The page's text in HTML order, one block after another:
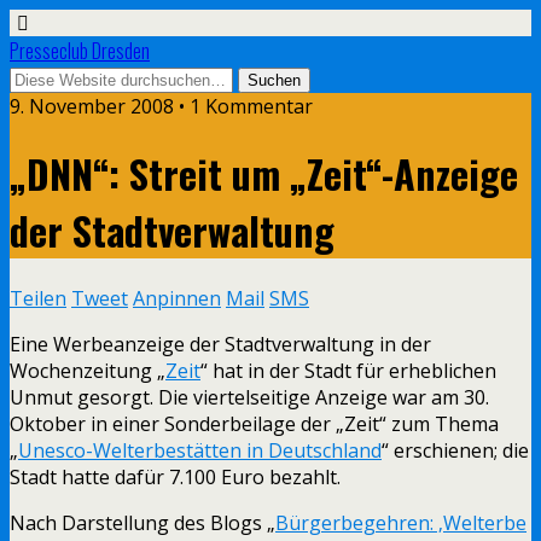
Presseclub Dresden
9. November 2008 • 1 Kommentar
„DNN“: Streit um „Zeit“-Anzeige
der Stadtverwaltung
Teilen TweetAnpinnen Mail SMS
Eine Werbeanzeige der Stadtverwaltung in der
Wochenzeitung „Zeit“ hat in der Stadt für erheblichen
Unmut gesorgt. Die viertelseitige Anzeige war am 30.
Oktober in einer Sonderbeilage der „Zeit“ zum Thema
„Unesco-Welterbestätten in Deutschland“ erschienen; die
Stadt hatte dafür 7.100 Euro bezahlt.
Nach Darstellung des Blogs „Bürgerbegehren: ‚Welterbe